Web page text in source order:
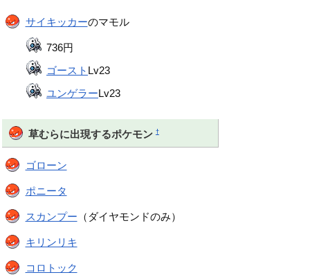
サイキッカーのマモル
736円
ゴースト Lv23
ユンゲラーLv23
草むらに出現するポケモン †
ゴローン
ポニータ
スカンプー （ダイヤモンドのみ）
キリンリキ
コロトック